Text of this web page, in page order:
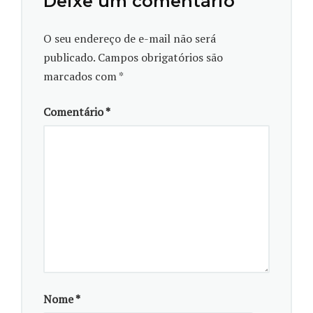
frente da unidade, filhos aparecem como principal
consumados, muitas vezes porque tentam impedir a
agressão.
da violência são entes queridos, mantido o intuito de
sobre violência vicária, o que espera da legislação e da
O seu endereço de e-mail não será
publicado. Campos obrigatórios são
marcados com*
Comentário*
Nome*